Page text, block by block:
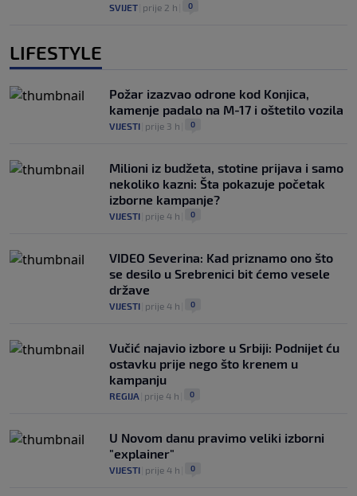
SVIJET prije 2 h 0
LIFESTYLE
Požar izazvao odrone kod Konjica,
kamenje padalo na M-17 i oštetilo vozila
VIJESTI prije 3 h 0
Milioni iz budžeta, stotine prijava i samo
nekoliko kazni: Šta pokazuje početak
izborne kampanje?
VIJESTI prije 4 h 0
VIDEO Severina: Kad priznamo ono što
se desilo u Srebrenici bit ćemo vesele
države
VIJESTI prije 4 h 0
Vučić najavio izbore u Srbiji: Podnijet ću
ostavku prije nego što krenem u
kampanju
REGIJA prije 4 h 0
U Novom danu pravimo veliki izborni
"explainer"
VIJESTI prije 4 h 0